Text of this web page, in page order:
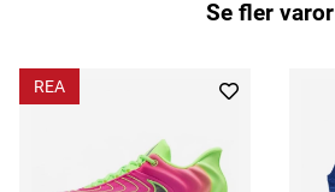
Se fler varor
REA